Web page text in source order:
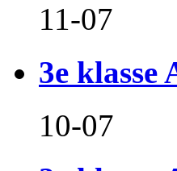
11-07
3e klasse
10-07